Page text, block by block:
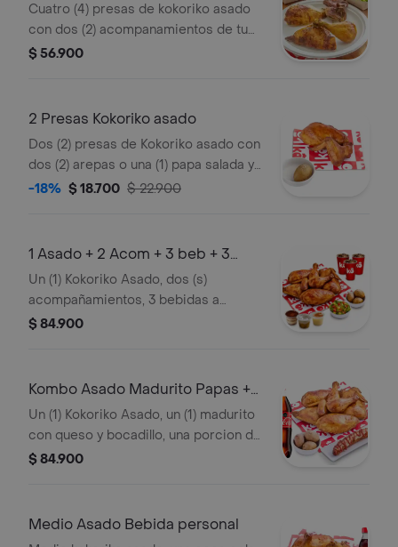
Cuatro (4) presas de kokoriko asado
con dos (2) acompanamientos de tu
eleccion, una (1) Coca Cola 400 ml y 1
$ 56.900
2 Presas Kokoriko asado
Dos (2) presas de Kokoriko asado con
dos (2) arepas o una (1) papa salada y 1
und de aji
-18% $ 18.700 $ 22.900
1 Asado + 2 Acom + 3 beb + 3
post
Un (1) Kokoriko Asado, dos (s)
acompañamientos, 3 bebidas a
elección y 3 postres
$ 84.900
Kombo Asado Madurito Papas +
gaseosa 1
Un (1) Kokoriko Asado, un (1) madurito
con queso y bocadillo, una porcion de
tres (3) papas saladas, una (1) Coca-
$ 84.900
Medio Asado Bebida personal